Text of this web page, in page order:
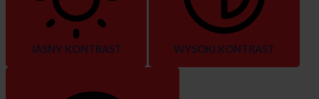
JASNY KONTRAST WYSOKI KONTRAST